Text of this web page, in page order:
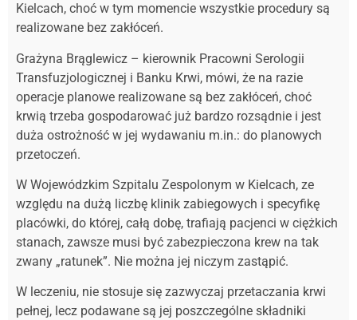
Kielcach, choć w tym momencie wszystkie procedury są
realizowane bez zakłóceń.
Grażyna Brąglewicz – kierownik Pracowni Serologii
Transfuzjologicznej i Banku Krwi, mówi, że na razie
operacje planowe realizowane są bez zakłóceń, choć
krwią trzeba gospodarować już bardzo rozsądnie i jest
duża ostrożność w jej wydawaniu m.in.: do planowych
przetoczeń.
W Wojewódzkim Szpitalu Zespolonym w Kielcach, ze
względu na dużą liczbę klinik zabiegowych i specyfikę
placówki, do której, całą dobę, trafiają pacjenci w ciężkich
stanach, zawsze musi być zabezpieczona krew na tak
zwany „ratunek”. Nie można jej niczym zastąpić.
W leczeniu, nie stosuje się zazwyczaj przetaczania krwi
pełnej, lecz podawane są jej poszczególne składniki